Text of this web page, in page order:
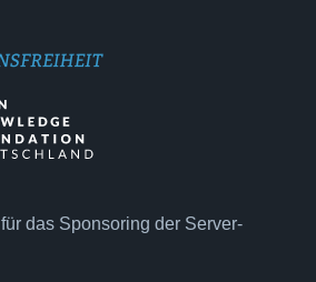
für das Sponsoring der Server-